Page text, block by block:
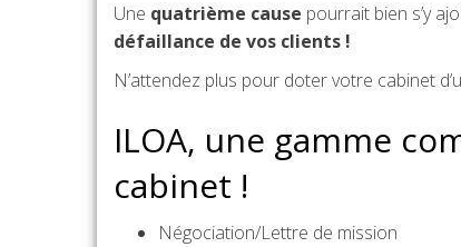
Une quatrième cause pourrait bien s’y
défaillance de vos clients !
N’attendez plus pour doter votre cabinet
ILOA, une gamme
cabinet !
Négociation/Lettre de mission